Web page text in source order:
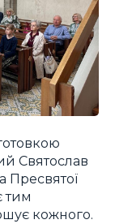
Святослав
Пресвятої
тим
кожного.